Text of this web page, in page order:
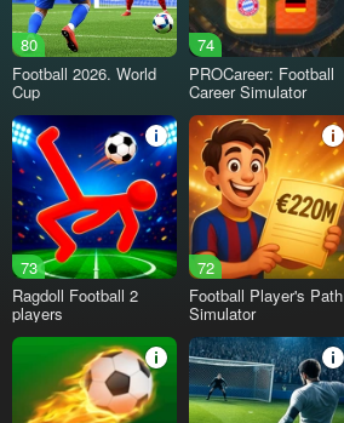
80
Football 2026. World
Cup
74
PROCareer: Football
Career Simulator
73
Ragdoll Football 2
players
72
Football Player's Path
Simulator